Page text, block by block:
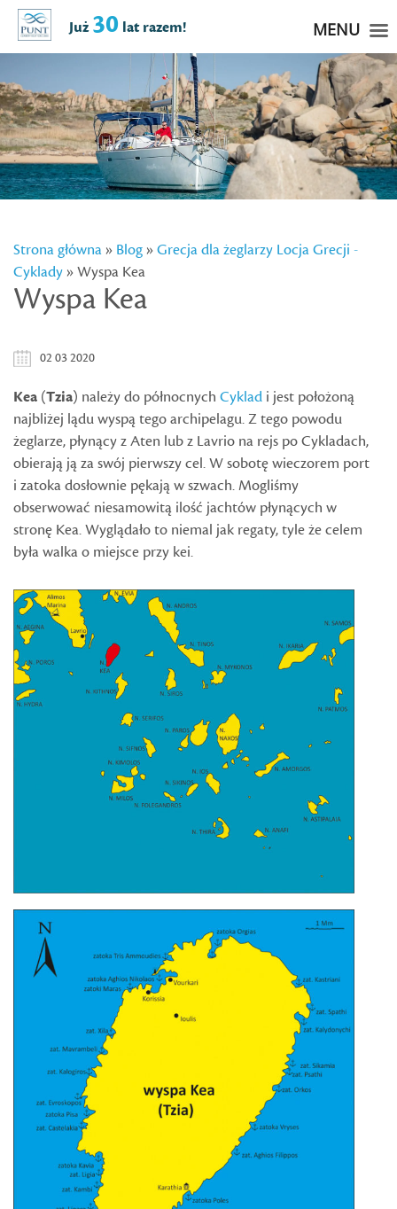
Strona główna» Blog»Grecja dla żeglarzy Locja Grecji -
Cyklady» Wyspa Kea
Wyspa Kea
02 03 2020
Kea (Tzia) należy do północnych Cyklad i jest położoną
najbliżej lądu wyspą tego archipelagu. Z tego powodu
żeglarze, płynący z Aten lub z Lavrio na rejs po Cykladach,
obierają ją za swój pierwszy cel. W sobotę wieczorem port
i zatoka dosłownie pękają w szwach. Mogliśmy
obserwować niesamowitą ilość jachtów płynących w
stronę Kea. Wyglądało to niemal jak regaty, tyle że celem
była walka o miejsce przy kei.
Już30 lat razem! MENU